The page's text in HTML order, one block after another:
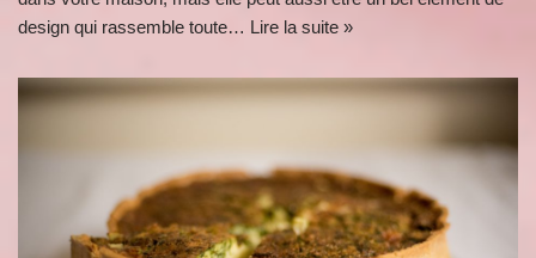
design qui rassemble toute… Lire la suite »